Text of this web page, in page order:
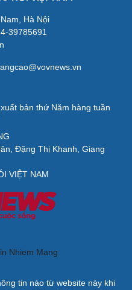
Hà Nội
39785691
xuất bản thứ Năm hàng tuần
Đặng Thị Khanh, Giang
VIỆT NAM
tin nào từ website này khi